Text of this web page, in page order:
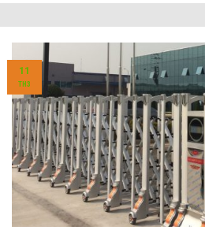
11
TH3